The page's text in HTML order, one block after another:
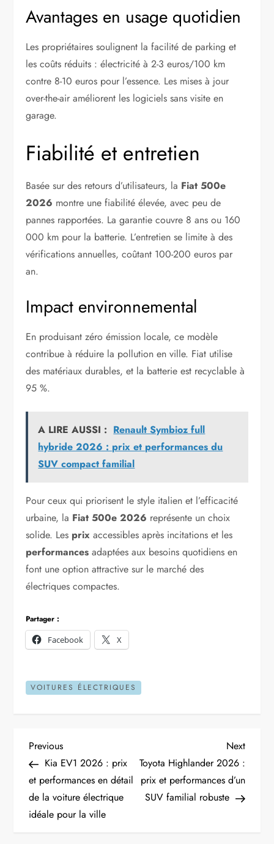
Avantages en usage quotidien
Les propriétaires soulignent la facilité de parking et
les coûts réduits : électricité à 2-3 euros/100 km
contre 8-10 euros pour l’essence. Les mises à jour
over-the-air améliorent les logiciels sans visite en
garage.
Fiabilité et entretien
Basée sur des retours d’utilisateurs, la Fiat 500e
2026 montre une fiabilité élevée, avec peu de
pannes rapportées. La garantie couvre 8 ans ou 160
000 km pour la batterie. L’entretien se limite à des
vérifications annuelles, coûtant 100-200 euros par
an.
Impact environnemental
En produisant zéro émission locale, ce modèle
contribue à réduire la pollution en ville. Fiat utilise
des matériaux durables, et la batterie est recyclable à
95 %.
A LIRE AUSSI : Renault Symbioz full
hybride 2026 : prix et performances du
SUV compact familial
Pour ceux qui priorisent le style italien et l’efficacité
urbaine, la Fiat 500e 2026 représente un choix
solide. Les prix accessibles après incitations et les
performances adaptées aux besoins quotidiens en
font une option attractive sur le marché des
électriques compactes.
Partager :
Facebook
X
VOITURES ÉLECTRIQUES
N
a
v
Previous
Post
Previous
Kia EV1 2026 : prix
et performances en détail
de la voiture électrique
idéale pour la ville
Next
Post
Next
Toyota Highlander 2026 :
prix et performances d’un
SUV familial robuste